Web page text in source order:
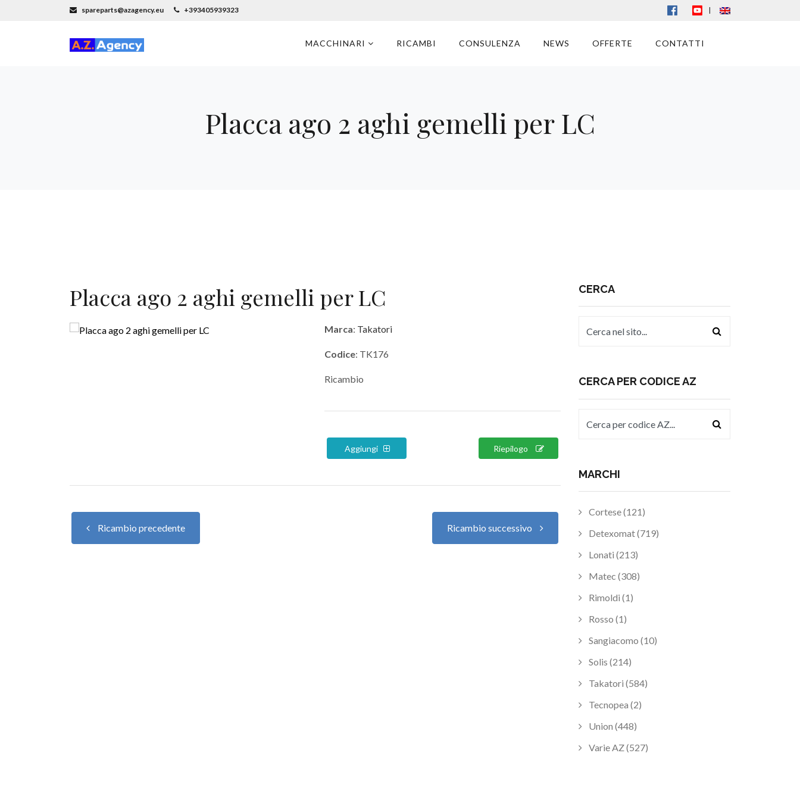
spareparts@azagency.eu +393405939323 |
MACCHINARI RICAMBI CONSULENZA NEWS OFFERTE CONTATTI
Placca ago 2 aghi gemelli per LC
Placca ago 2 aghi gemelli per LC
Marca: Takatori
Codice: TK176
Ricambio
Aggiungi Riepilogo
Ricambio precedente Ricambio successivo
CERCA
CERCA PER CODICE AZ
MARCHI
Cortese (121)
Detexomat (719)
Lonati (213)
Matec (308)
Rimoldi (1)
Rosso (1)
Sangiacomo (10)
Solis (214)
Takatori (584)
Tecnopea (2)
Union (448)
Varie AZ (527)